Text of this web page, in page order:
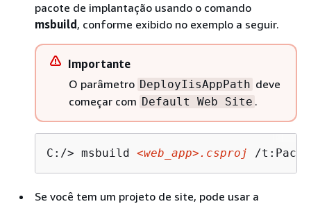
pacote de implantação usando o comando
msbuild , conforme exibido no exemplo a seguir.
Importante
O parâmetro DeployIisAppPath deve
começar com Default Web Site .
C:/> msbuild <web_app>.csproj /
Se você tem um projeto de site, pode usar a